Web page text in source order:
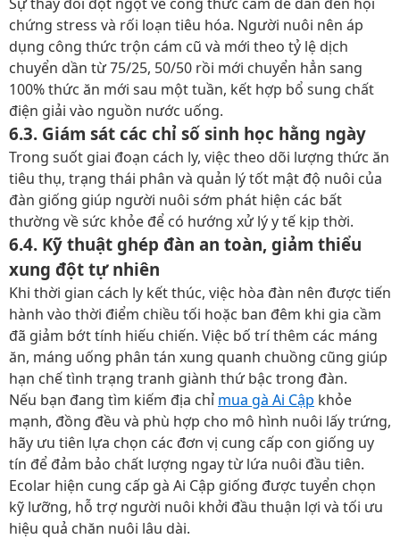
chứng stress và rối loạn tiêu hóa. Người nuôi nên áp
dụng công thức trộn cám cũ và mới theo tỷ lệ dịch
chuyển dần từ 75/25, 50/50 rồi mới chuyển hẳn sang
100% thức ăn mới sau một tuần, kết hợp bổ sung chất
điện giải vào nguồn nước uống.
6.3. Giám sát các chỉ số sinh học hằng ngày
Trong suốt giai đoạn cách ly, việc theo dõi lượng thức ăn
tiêu thụ, trạng thái phân và quản lý tốt mật độ nuôi của
đàn giống giúp người nuôi sớm phát hiện các bất
thường về sức khỏe để có hướng xử lý y tế kịp thời.
6.4. Kỹ thuật ghép đàn an toàn, giảm thiểu
xung đột tự nhiên
Khi thời gian cách ly kết thúc, việc hòa đàn nên được tiến
hành vào thời điểm chiều tối hoặc ban đêm khi gia cầm
đã giảm bớt tính hiếu chiến. Việc bố trí thêm các máng
ăn, máng uống phân tán xung quanh chuồng cũng giúp
hạn chế tình trạng tranh giành thứ bậc trong đàn.
Nếu bạn đang tìm kiếm địa chỉ mua gà Ai Cập khỏe
mạnh, đồng đều và phù hợp cho mô hình nuôi lấy trứng,
hãy ưu tiên lựa chọn các đơn vị cung cấp con giống uy
tín để đảm bảo chất lượng ngay từ lứa nuôi đầu tiên.
Ecolar hiện cung cấp gà Ai Cập giống được tuyển chọn
kỹ lưỡng, hỗ trợ người nuôi khởi đầu thuận lợi và tối ưu
hiệu quả chăn nuôi lâu dài.